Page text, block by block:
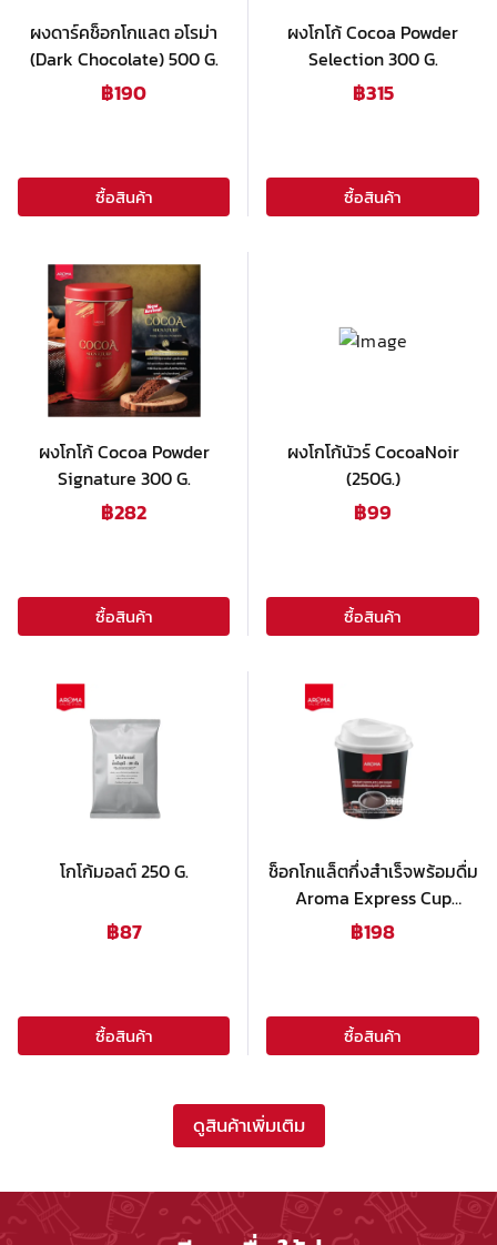
ผงดาร์คช็อกโกแลต อโรม่า
(Dark Chocolate) 500 G.
฿190
ซื้อสินค้า
ผงโกโก้ Cocoa Powder
Selection 300 G.
฿315
ซื้อสินค้า
ผงโกโก้ Cocoa Powder
Signature 300 G.
฿282
ซื้อสินค้า
ผงโกโก้นัวร์ CocoaNoir
(250G.)
฿99
ซื้อสินค้า
โกโก้มอลต์ 250 G.
฿87
ซื้อสินค้า
ช็อกโกแล็ตกึ่งสำเร็จพร้อมดื่ม
Aroma Express Cup
Chocolate (Low Sugar)
฿198
ซื้อสินค้า
ดูสินค้าเพิ่มเติม